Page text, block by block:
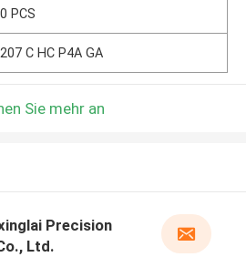
PCS
C HC P4A GA
Sie mehr an
Precision
Ltd.